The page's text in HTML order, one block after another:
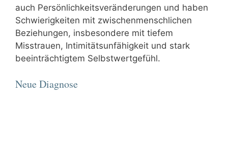
auch Persönlichkeitsveränderungen und haben
Schwierigkeiten mit zwischenmenschlichen
Beziehungen, insbesondere mit tiefem
Misstrauen, Intimitätsunfähigkeit und stark
beeinträchtigtem Selbstwertgefühl.
Neue Diagnose